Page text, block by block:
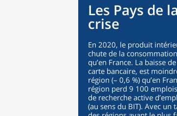
Les Pays de
crise
En 2020, le produit
chute de la
qu’en France. La baisse
carte bancaire, est
région (– 0,6 %) qu’en
région perd 9 100
de recherche active
(au sens du BIT). Avec